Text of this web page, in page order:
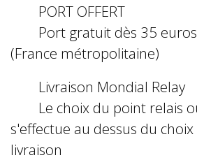
PORT OFFERT
Port gratuit dès 35
(France métropolitaine)
Livraison Mondial Relay
Le choix du point relais
s'effectue au dessus du
livraison